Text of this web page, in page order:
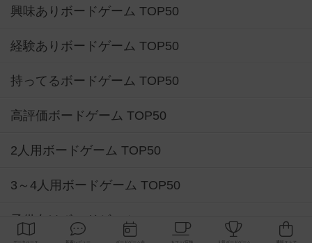
興味ありボードゲーム TOP50
経験ありボードゲーム TOP50
持ってるボードゲーム TOP50
高評価ボードゲーム TOP50
2人用ボードゲーム TOP50
3～4人用ボードゲーム TOP50
子供向けボードゲーム TOP50